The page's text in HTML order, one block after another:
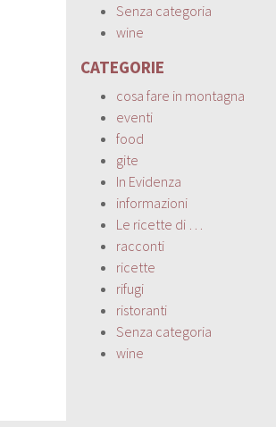
Senza categoria
wine
CATEGORIE
cosa fare in montagna
eventi
food
gite
In Evidenza
informazioni
Le ricette di …
racconti
ricette
rifugi
ristoranti
Senza categoria
wine